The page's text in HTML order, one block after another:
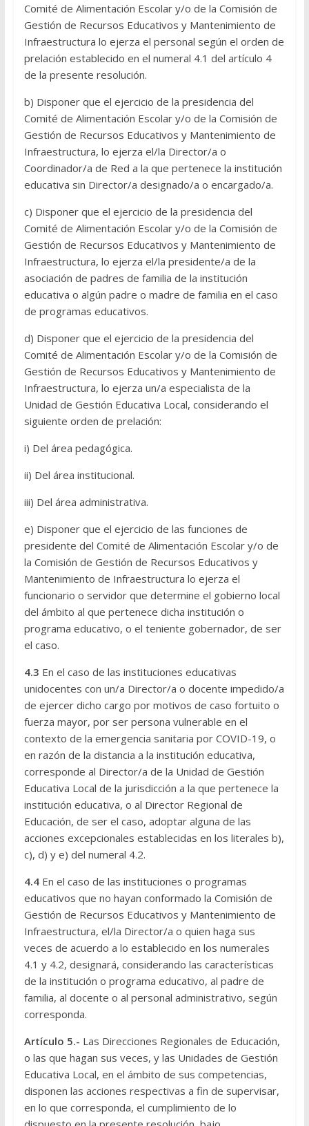
Comité de Alimentación Escolar y/o de la Comisión de
Gestión de Recursos Educativos y Mantenimiento de
Infraestructura lo ejerza el personal según el orden de
prelación establecido en el numeral 4.1 del artículo 4
de la presente resolución.
b) Disponer que el ejercicio de la presidencia del
Comité de Alimentación Escolar y/o de la Comisión de
Gestión de Recursos Educativos y Mantenimiento de
Infraestructura, lo ejerza el/la Director/a o
Coordinador/a de Red a la que pertenece la institución
educativa sin Director/a designado/a o encargado/a.
c) Disponer que el ejercicio de la presidencia del
Comité de Alimentación Escolar y/o de la Comisión de
Gestión de Recursos Educativos y Mantenimiento de
Infraestructura, lo ejerza el/la presidente/a de la
asociación de padres de familia de la institución
educativa o algún padre o madre de familia en el caso
de programas educativos.
d) Disponer que el ejercicio de la presidencia del
Comité de Alimentación Escolar y/o de la Comisión de
Gestión de Recursos Educativos y Mantenimiento de
Infraestructura, lo ejerza un/a especialista de la
Unidad de Gestión Educativa Local, considerando el
siguiente orden de prelación:
i) Del área pedagógica.
ii) Del área institucional.
iii) Del área administrativa.
e) Disponer que el ejercicio de las funciones de
presidente del Comité de Alimentación Escolar y/o de
la Comisión de Gestión de Recursos Educativos y
Mantenimiento de Infraestructura lo ejerza el
funcionario o servidor que determine el gobierno local
del ámbito al que pertenece dicha institución o
programa educativo, o el teniente gobernador, de ser
el caso.
4.3 En el caso de las instituciones educativas
unidocentes con un/a Director/a o docente impedido/a
de ejercer dicho cargo por motivos de caso fortuito o
fuerza mayor, por ser persona vulnerable en el
contexto de la emergencia sanitaria por COVID-19, o
en razón de la distancia a la institución educativa,
corresponde al Director/a de la Unidad de Gestión
Educativa Local de la jurisdicción a la que pertenece la
institución educativa, o al Director Regional de
Educación, de ser el caso, adoptar alguna de las
acciones excepcionales establecidas en los literales b),
c), d) y e) del numeral 4.2.
4.4En el caso de las instituciones o programas
educativos que no hayan conformado la Comisión de
Gestión de Recursos Educativos y Mantenimiento de
Infraestructura, el/la Director/a o quien haga sus
veces de acuerdo a lo establecido en los numerales
4.1 y 4.2, designará, considerando las características
de la institución o programa educativo, al padre de
familia, al docente o al personal administrativo, según
corresponda.
Artículo 5.- Las Direcciones Regionales de Educación,
o las que hagan sus veces, y las Unidades de Gestión
Educativa Local, en el ámbito de sus competencias,
disponen las acciones respectivas a fin de supervisar,
en lo que corresponda, el cumplimiento de lo